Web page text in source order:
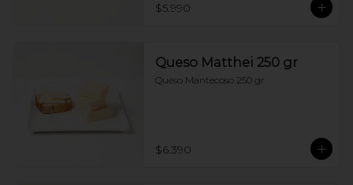
$5.990
Queso Matthei 250 gr
Queso Mantecoso 250 gr
$6.390